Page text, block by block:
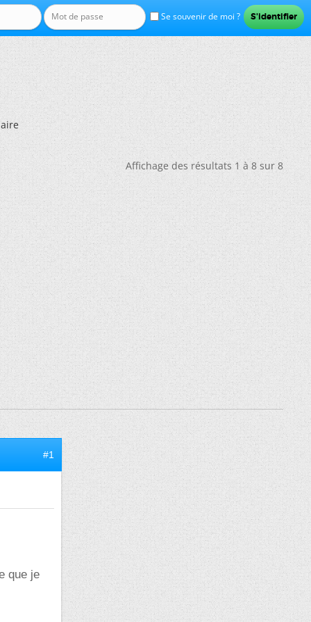
Se souvenir de moi ?
Affichage des résultats 1 à 8 sur 8
#1
que je